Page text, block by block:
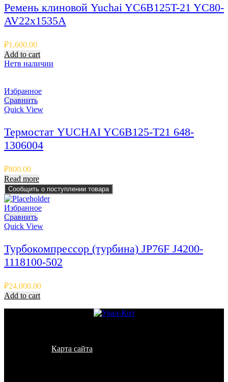
Ремень клиновой Yuchai YC6B125T-21 YC80-
AV22x1535A
₽1,600.00
Add to cart
Нетв наличии
Избранное
Сравнить
Quick View
Термостат YUCHAI YC6B125-T21 648-
1306004
₽800.00
Read more
Сообщить о поступлении товара
Избранное
Сравнить
Quick View
Турбокомпрессор (турбина) JP76F J4200-
1118100-502
₽24,000.00
Add to cart
Карта сайта